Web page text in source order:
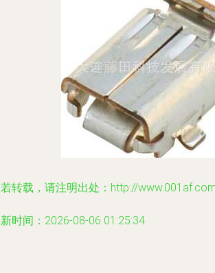
转载，请注明出处：http://
时间：2026-08-06 01:25:34